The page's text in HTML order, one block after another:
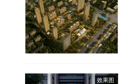
效果图